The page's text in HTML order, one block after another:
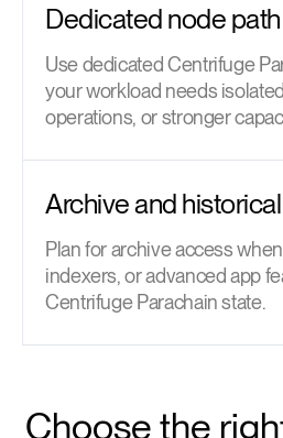
Dedicated node path
Use dedicated Centrifuge
your workload needs
operations, or stronger
Archive and
Plan for archive access
indexers, or advanced app
Centrifuge Parachain state.
Choose the